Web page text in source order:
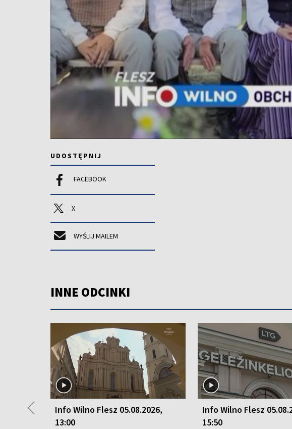
UDOSTĘPNIJ
FACEBOOK
X
WYŚLIJ MAILEM
INNE ODCINKI
Info Wilno Flesz 05.08.2026,
13:00
Info Wilno Flesz
15:50
◀